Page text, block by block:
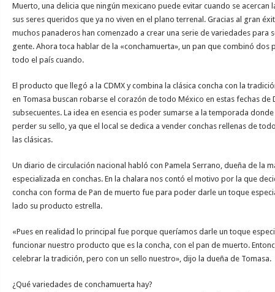
Muerto, una delicia que ningún mexicano puede evitar cuando se acercan
sus seres queridos que ya no viven en el plano terrenal. Gracias al gran
muchos panaderos han comenzado a crear una serie de variedades para
gente. Ahora toca hablar de la «conchamuerta», un pan que combinó dos
todo el país cuando.
El producto que llegó a la CDMX y combina la clásica concha con la
en Tomasa buscan robarse el corazón de todo México en estas fechas de
subsecuentes. La idea en esencia es poder sumarse a la temporada
perder su sello, ya que el local se dedica a vender conchas rellenas de
las clásicas.
Un diario de circulación nacional habló con Pamela Serrano, dueña de la
especializada en conchas. En la chalara nos contó el motivo por la que
concha con forma de Pan de muerto fue para poder darle un toque
lado su producto estrella.
«Pues en realidad lo principal fue porque queríamos darle un toque
funcionar nuestro producto que es la concha, con el pan de muerto.
celebrar la tradición, pero con un sello nuestro», dijo la dueña de Tomasa.
¿Qué variedades de conchamuerta hay?